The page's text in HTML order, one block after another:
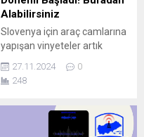
kapı bilgileri ve Sılayolu Yol...
Alabilirsiniz
Slovenya için araç camlarına
yapışan vinyeteler artık
alabilirsiniz. Detaylar
haberimizde… Slovenya’dan
araçlar için yaş kısıtlaması
yoktur. Sürücülerimizin
27.11.2024
0
248